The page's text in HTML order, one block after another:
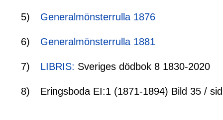
5) Generalmönsterrulla 1876
6) Generalmönsterrulla 1881
7) LIBRIS: Sveriges dödbok 8 1830-2020
8) Eringsboda EI:1 (1871-1894) Bild 35 /